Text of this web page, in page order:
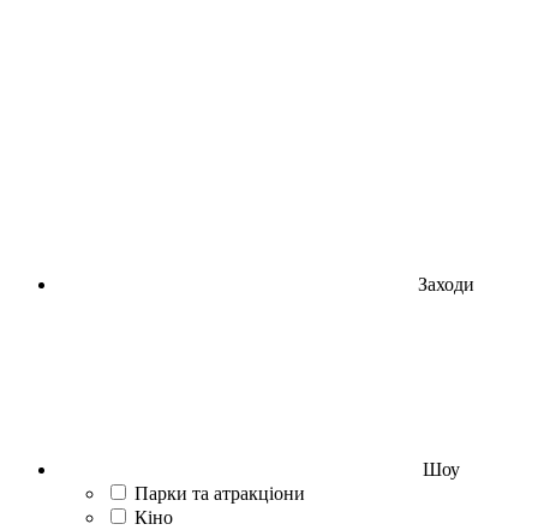
Заходи
Шоу
Парки та атракціони
Кіно